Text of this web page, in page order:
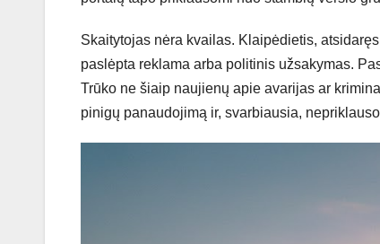
Skaitytojas nėra kvailas. Klaipėdietis,
paslėpta reklama arba politinis užsakymas.
Trūko ne šiaip naujienų apie avarijas ar
pinigų panaudojimą ir, svarbiausia,